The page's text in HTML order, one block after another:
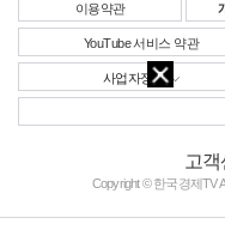
이용약관
YouTube 서비스 약관
사업자정보
고객
Copyright © 한국경제TV